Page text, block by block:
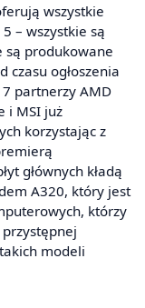
wszystkie
– wszystkie są
są produkowane
czasu ogłoszenia
partnerzy AMD
i MSI już
korzystając z
głównych kładą
A320, który jest
którzy
modeli